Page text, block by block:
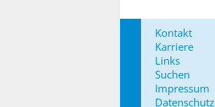
Kontakt
Karriere
Links
Suchen
Impressum
Datenschutz